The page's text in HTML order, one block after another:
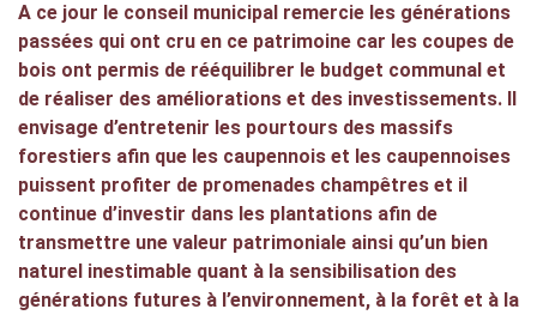
A ce jour le conseil municipal remercie les générations
passées qui ont cru en ce patrimoine car les coupes de
bois ont permis de rééquilibrer le budget communal et
de réaliser des améliorations et des investissements. Il
envisage d’entretenir les pourtours des massifs
forestiers afin que les caupennois et les caupennoises
puissent profiter de promenades champêtres et il
continue d’investir dans les plantations afin de
transmettre une valeur patrimoniale ainsi qu’un bien
naturel inestimable quant à la sensibilisation des
générations futures à l’environnement, à la forêt et à la